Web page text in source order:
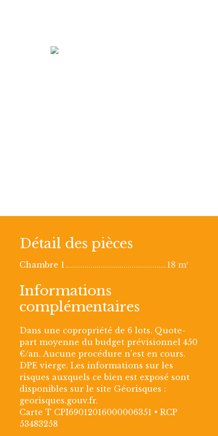
Détail des pièces
Chambre 1 18 m²
Informations
complémentaires
Dans une copropriété de 6 lots. Quote-
part moyenne du budget prévisionnel 450
€/an. Aucune procédure n'est en cours.
DPE vierge. Les informations sur les
risques auxquels ce bien est exposé sont
disponibles sur le site Géorisques :
georisques.gouv.fr.
Carte T CPI69012016000006351 • RCP
53483258